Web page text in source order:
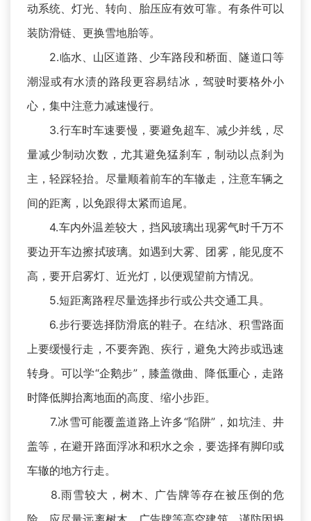
动系统、灯光、转向、胎压应有效可靠。有条件可以
装防滑链、更换雪地胎等。
2.临水、山区道路、少车路段和桥面、隧道口等
潮湿或有水渍的路段更容易结冰，驾驶时要格外小
心，集中注意力减速慢行。
3.行车时车速要慢，要避免超车、减少并线，尽
量减少制动次数，尤其避免猛刹车，制动以点刹为
主，轻踩轻抬。尽量顺着前车的车辙走，注意车辆之
间的距离，以免跟得太紧而追尾。
4.车内外温差较大，挡风玻璃出现雾气时千万不
要边开车边擦拭玻璃。如遇到大雾、团雾，能见度不
高，要开启雾灯、近光灯，以便观望前方情况。
5.短距离路程尽量选择步行或公共交通工具。
6.步行要选择防滑底的鞋子。在结冰、积雪路面
上要缓慢行走，不要奔跑、疾行，避免大跨步或迅速
转身。可以学“企鹅步”，膝盖微曲、降低重心，走路
时降低脚抬离地面的高度、缩小步距。
7.冰雪可能覆盖道路上许多“陷阱”，如坑洼、井
盖等，在避开路面浮冰和积水之余，要选择有脚印或
车辙的地方行走。
8.雨雪较大，树木、广告牌等存在被压倒的危